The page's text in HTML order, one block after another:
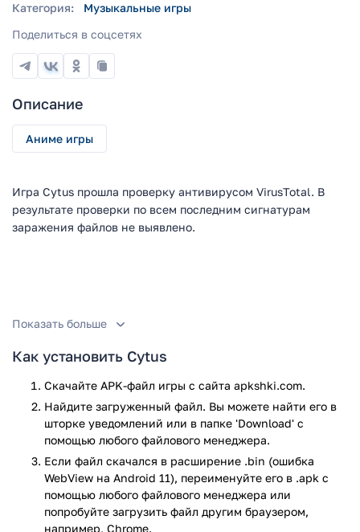
Категория:
Музыкальные игры
Поделиться в соцсетях
Описание
Аниме игры
Игра Cytus прошла проверку антивирусом VirusTotal. В
результате проверки по всем последним сигнатурам
заражения файлов не выявлено.
Показать больше
Как установить Cytus
Скачайте APK-файл игры с сайта apkshki.com.
Найдите загруженный файл. Вы можете найти его в
шторке уведомлений или в папке 'Download' с
помощью любого файлового менеджера.
Если файл скачался в расширение .bin (ошибка
WebView на Android 11), переименуйте его в .apk с
помощью любого файлового менеджера или
попробуйте загрузить файл другим браузером,
например, Chrome.